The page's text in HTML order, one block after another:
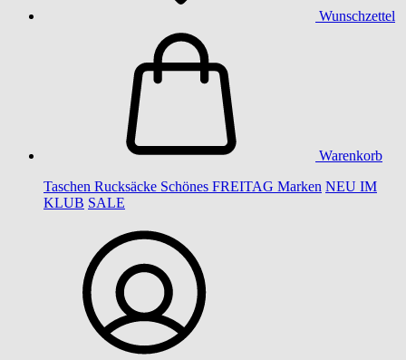
Wunschzettel
Warenkorb
Taschen Rucksäcke Schönes FREITAG Marken NEU IM
KLUB SALE